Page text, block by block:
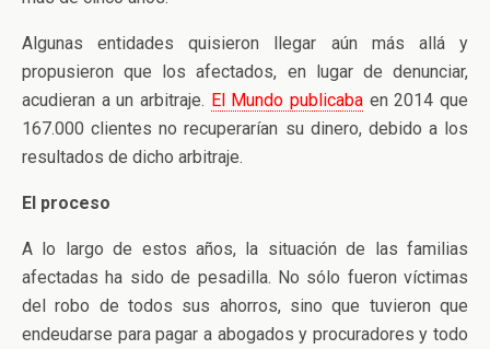
Algunas entidades quisieron llegar aún más allá y
propusieron que los afectados, en lugar de denunciar,
acudieran a un arbitraje. El Mundo publicaba en 2014 que
167.000 clientes no recuperarían su dinero, debido a los
resultados de dicho arbitraje.
El proceso
A lo largo de estos años, la situación de las familias
afectadas ha sido de pesadilla. No sólo fueron víctimas
del robo de todos sus ahorros, sino que tuvieron que
endeudarse para pagar a abogados y procuradores y todo